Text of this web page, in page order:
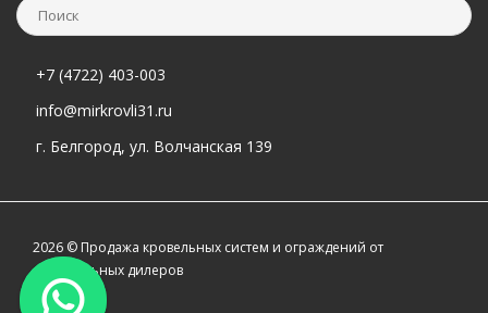
+7 (4722) 403-003
info@mirkrovli31.ru
г. Белгород, ул. Волчанская 139
2026 © Продажа кровельных систем и ограждений от
официальных дилеров